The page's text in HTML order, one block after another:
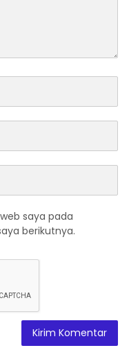
saya pada
berikutnya.